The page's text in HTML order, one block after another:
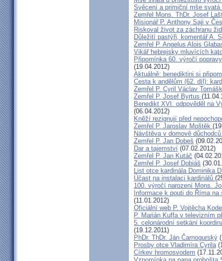
Svěcení a primiční mše
Zemřel Mons. ThDr. Josef
Misionář P. Anthony Saji v
Riskoval život za záchranu
Důležití pastýři, komentář A.
Zemřel P. Angelus Alois
Vikář hebrejsky mluvících
Připomínka 60. výročí
(19.04.2012)
Aktuálně: benediktini si
Cesta k andělům (62. díl):
Zemřel P. Cyril Václav
Zemřel P. Josef Byrtus
Benedikt XVI. odpověděl na
(06.04.2012)
Kněží rezignují před
Zemřel P. Jaroslav Moštěk
Návštěva v domově
Zemřel P. Jan Dobeš
Dar a tajemství (07.02.2012)
Zemřel P. Jan Kutáč
Zemřel P. Josef Dobiáš
List otce kardinála Dominika
Účast na instalaci kardinálů
100. výročí narození Mons.
Informace k pouti do Říma
(11.01.2012)
Oficiální web P. Vojtěcha
P. Marián Kuffa v televizním
5. celonárodní setkání
(19.12.2011)
PhDr. ThDr. Ján Čarnogurský
Prosby otce Vladimíra Cyrila
Církev hromosvodem